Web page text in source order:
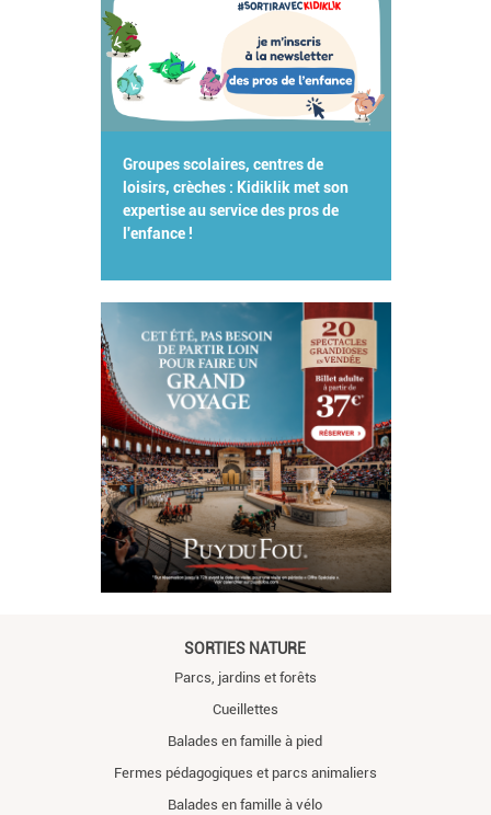
Groupes scolaires, centres de
loisirs, crèches : Kidiklik met son
expertise au service des pros de
l'enfance !
SORTIES NATURE
Parcs, jardins et forêts
Cueillettes
Balades en famille à pied
Fermes pédagogiques et parcs animaliers
Balades en famille à vélo